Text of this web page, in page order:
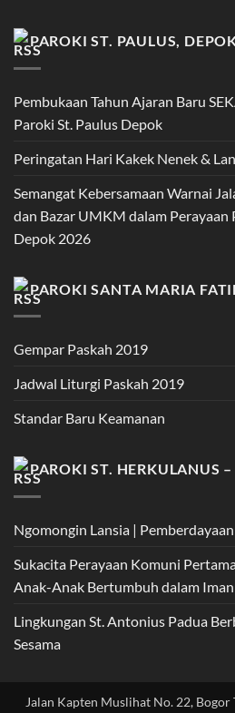
PAROKI ST. PAULUS,
Pembukaan Tahun Ajaran Baru
Paroki St. Paulus Depok
Peringatan Hari Kakek Nenek &
Semangat Kebersamaan Warnai
dan Bazar UMKM dalam Perayaan
Depok 2026
PAROKI SANTA MARIA
Gempar Paskah 2019
Jadwal Liturgi Paskah 2019
Standar Baru Keamanan
PAROKI ST. HERKULANUS
Ngomongin Lansia |
Sukacita Perayaan Komuni
Anak-Anak Bertumbuh dalam Iman
Lingkungan St. Antonius Padua
Sesama
Jalan Kapten Muslihat No. 22, Bogor